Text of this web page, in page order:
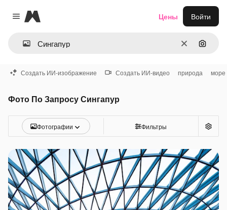
Close menu
Magnific
ОчиститьПоиск
Цены Войти
Создать ИИ-изображение Создать ИИ-видео природа море
Фото По Запросу Сингапур
Фотографии Фильтры